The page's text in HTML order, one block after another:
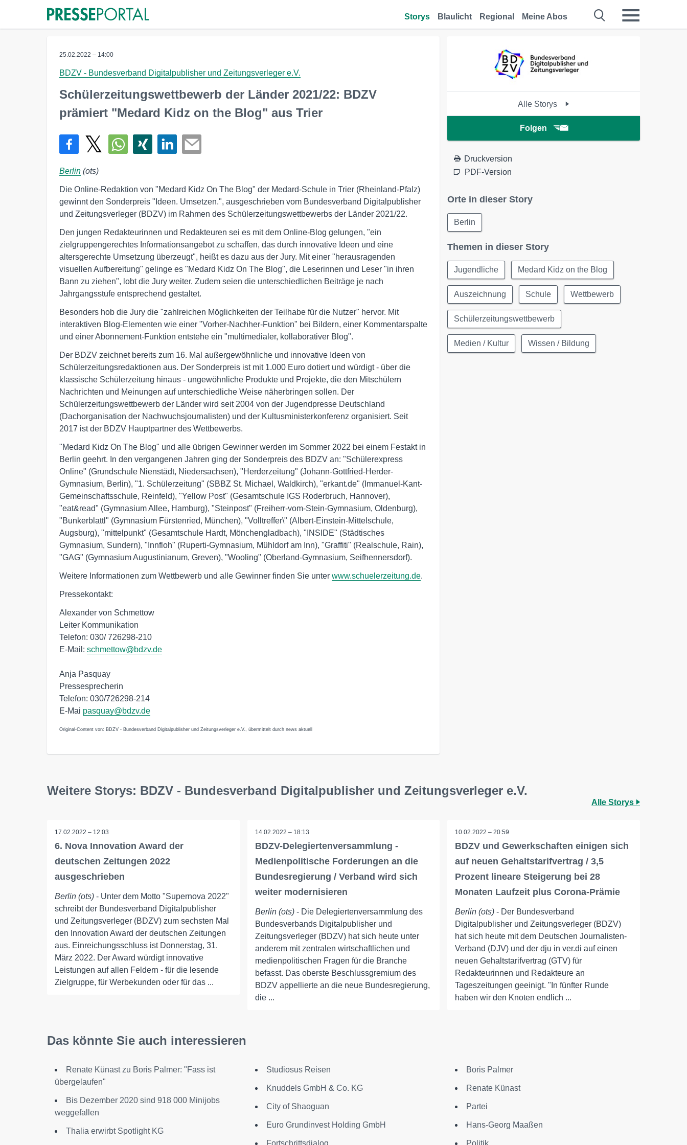
Storys Blaulicht Regional Meine Abos
25.02.2022 – 14:00
BDZV - Bundesverband Digitalpublisher und Zeitungsverleger e.V.
Schülerzeitungswettbewerb der Länder 2021/22: BDZV
prämiert "Medard Kidz on the Blog" aus Trier
Berlin (ots)
Die Online-Redaktion von "Medard Kidz On The Blog" der Medard-Schule in Trier (Rheinland-Pfalz)
gewinnt den Sonderpreis "Ideen. Umsetzen.", ausgeschrieben vom Bundesverband Digitalpublisher
und Zeitungsverleger (BDZV) im Rahmen des Schülerzeitungswettbewerbs der Länder 2021/22.
Den jungen Redakteurinnen und Redakteuren sei es mit dem Online-Blog gelungen, "ein
zielgruppengerechtes Informationsangebot zu schaffen, das durch innovative Ideen und eine
altersgerechte Umsetzung überzeugt", heißt es dazu aus der Jury. Mit einer "herausragenden
visuellen Aufbereitung" gelinge es "Medard Kidz On The Blog", die Leserinnen und Leser "in ihren
Bann zu ziehen", lobt die Jury weiter. Zudem seien die unterschiedlichen Beiträge je nach
Jahrgangsstufe entsprechend gestaltet.
Besonders hob die Jury die "zahlreichen Möglichkeiten der Teilhabe für die Nutzer" hervor. Mit
interaktiven Blog-Elementen wie einer "Vorher-Nachher-Funktion" bei Bildern, einer Kommentarspalte
und einer Abonnement-Funktion entstehe ein "multimedialer, kollaborativer Blog".
Der BDZV zeichnet bereits zum 16. Mal außergewöhnliche und innovative Ideen von
Schülerzeitungsredaktionen aus. Der Sonderpreis ist mit 1.000 Euro dotiert und würdigt - über die
klassische Schülerzeitung hinaus - ungewöhnliche Produkte und Projekte, die den Mitschülern
Nachrichten und Meinungen auf unterschiedliche Weise näherbringen sollen. Der
Schülerzeitungswettbewerb der Länder wird seit 2004 von der Jugendpresse Deutschland
(Dachorganisation der Nachwuchsjournalisten) und der Kultusministerkonferenz organisiert. Seit
2017 ist der BDZV Hauptpartner des Wettbewerbs.
"Medard Kidz On The Blog" und alle übrigen Gewinner werden im Sommer 2022 bei einem Festakt in
Berlin geehrt. In den vergangenen Jahren ging der Sonderpreis des BDZV an: "Schülerexpress
Online" (Grundschule Nienstädt, Niedersachsen), "Herderzeitung" (Johann-Gottfried-Herder-
Gymnasium, Berlin), "1. Schülerzeitung" (SBBZ St. Michael, Waldkirch), "erkant.de" (Immanuel-Kant-
Gemeinschaftsschule, Reinfeld), "Yellow Post" (Gesamtschule IGS Roderbruch, Hannover),
"eat&read" (Gymnasium Allee, Hamburg), "Steinpost" (Freiherr-vom-Stein-Gymnasium, Oldenburg),
"Bunkerblattl" (Gymnasium Fürstenried, München), "Volltreffer\" (Albert-Einstein-Mittelschule,
Augsburg), "mittelpunkt" (Gesamtschule Hardt, Mönchengladbach), "INSIDE" (Städtisches
Gymnasium, Sundern), "Innfloh" (Ruperti-Gymnasium, Mühldorf am Inn), "Graffiti" (Realschule, Rain),
"GAG" (Gymnasium Augustinianum, Greven), "Wooling" (Oberland-Gymnasium, Seifhennersdorf).
Weitere Informationen zum Wettbewerb und alle Gewinner finden Sie unter www.schuelerzeitung.de.
Pressekontakt:
Alexander von Schmettow
Leiter Kommunikation
Telefon: 030/ 726298-210
E-Mail: schmettow@bdzv.de
Anja Pasquay
Pressesprecherin
Telefon: 030/726298-214
E-Mai pasquay@bdzv.de
Original-Content von: BDZV - Bundesverband Digitalpublisher und Zeitungsverleger e.V., übermittelt durch news aktuell
Alle Storys
Folgen
Druckversion
PDF-Version
Orte in dieser Story
Berlin
Themen in dieser Story
Jugendliche Medard Kidz on the Blog
Auszeichnung Schule Wettbewerb
Schülerzeitungswettbewerb
Medien / Kultur Wissen / Bildung
Weitere Storys: BDZV - Bundesverband Digitalpublisher und Zeitungsverleger e.V.
Alle Storys
17.02.2022 – 12:03
6. Nova Innovation Award der
deutschen Zeitungen 2022
ausgeschrieben
Berlin (ots) - Unter dem Motto "Supernova 2022"
schreibt der Bundesverband Digitalpublisher
und Zeitungsverleger (BDZV) zum sechsten Mal
den Innovation Award der deutschen Zeitungen
aus. Einreichungsschluss ist Donnerstag, 31.
März 2022. Der Award würdigt innovative
Leistungen auf allen Feldern - für die lesende
Zielgruppe, für Werbekunden oder für das ...
14.02.2022 – 18:13
BDZV-Delegiertenversammlung -
Medienpolitische Forderungen an die
Bundesregierung / Verband wird sich
weiter modernisieren
Berlin (ots)- Die Delegiertenversammlung des
Bundesverbands Digitalpublisher und
Zeitungsverleger (BDZV) hat sich heute unter
anderem mit zentralen wirtschaftlichen und
medienpolitischen Fragen für die Branche
befasst. Das oberste Beschlussgremium des
BDZV appellierte an die neue Bundesregierung,
die ...
10.02.2022 – 20:59
BDZV und Gewerkschaften einigen sich
auf neuen Gehaltstarifvertrag / 3,5
Prozent lineare Steigerung bei 28
Monaten Laufzeit plus Corona-Prämie
Berlin (ots) - Der Bundesverband
Digitalpublisher und Zeitungsverleger (BDZV)
hat sich heute mit dem Deutschen Journalisten-
Verband (DJV) und der dju in ver.di auf einen
neuen Gehaltstarifvertrag (GTV) für
Redakteurinnen und Redakteure an
Tageszeitungen geeinigt. "In fünfter Runde
haben wir den Knoten endlich ...
Das könnte Sie auch interessieren
Renate Künast zu Boris Palmer: "Fass ist
übergelaufen"
Bis Dezember 2020 sind 918 000 Minijobs
weggefallen
Thalia erwirbt Spotlight KG
Studiosus Reisen
Knuddels GmbH & Co. KG
City of Shaoguan
Euro Grundinvest Holding GmbH
Fortschrittsdialog
Boris Palmer
Renate Künast
Partei
Hans-Georg Maaßen
Politik